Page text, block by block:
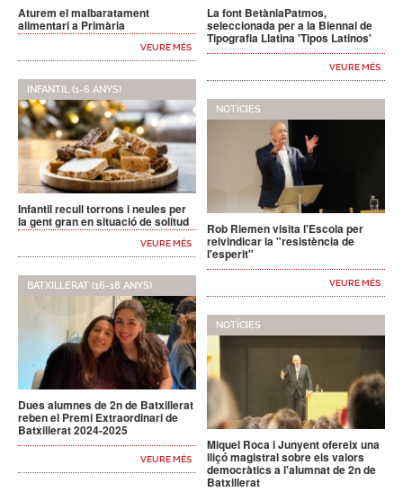
Aturem el malbaratament
alimentari a Primària
VEURE MÉS
INFANTIL (1-6 ANYS)
Infantil recull torrons i neules per
la gent gran en situació de solitud
VEURE MÉS
BATXILLERAT (16-18 ANYS)
Dues alumnes de 2n de Batxillerat
reben el Premi Extraordinari de
Batxillerat 2024-2025
VEURE MÉS
La font BetàniaPatmos,
seleccionada per a la Biennal de
Tipografia Llatina 'Tipos Latinos'
VEURE MÉS
NOTÍCIES
Rob Riemen visita l'Escola per
reivindicar la "resistència de
l'esperit"
VEURE MÉS
NOTÍCIES
Miquel Roca i Junyent ofereix una
lliçó magistral sobre els valors
democràtics a l'alumnat de 2n de
Batxillerat